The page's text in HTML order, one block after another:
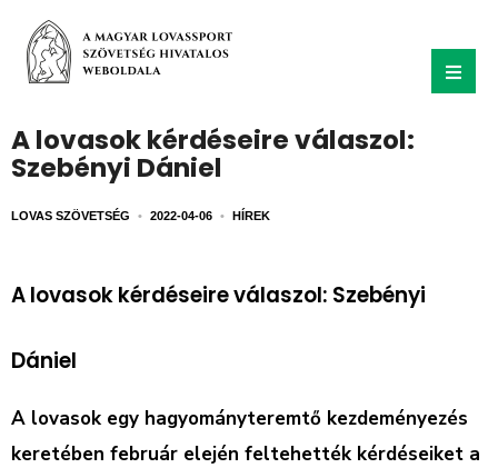
A lovasok kérdéseire válaszol:
Szebényi Dániel
LOVAS SZÖVETSÉG • 2022-04-06 • HÍREK
A lovasok kérdéseire válaszol: Szebényi
Dániel
A lovasok egy hagyományteremtő kezdeményezés
keretében február elején feltehették kérdéseiket a